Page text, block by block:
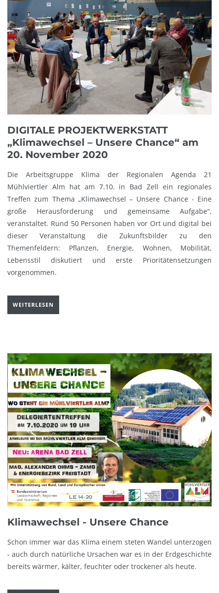
DIGITALE PROJEKTWERKSTATT
„Klimawechsel – Unsere Chance“ am
20. November 2020
Die Arbeitsgruppe Klima der Regionalen Agenda 21
Mühlviertler Alm hat am 7.10. in Bad Zell ein regionales
Treffen zum Thema „Klimawechsel – Unsere Chance - Eine
große Herausforderung und gemeinsame Aufgabe“,
veranstaltet. Rund 50 Personen haben vor Ort und digital bei
dieser Veranstaltung die Zukunftsbilder zu den
Themenfeldern: Pflanzen, Energie, Wohnen, Mobilität,
Lebensstil diskutiert und erste Prioritätensetzungen
vorgenommen.
WEITERLESEN
Klimawechsel - Unsere Chance
Schon immer war das Klima einem steten Wandel unterzogen
- auch durch natürliche Ursachen war es in der Erdgeschichte
bereits wärmer, kälter, feuchter oder trockener als heute.